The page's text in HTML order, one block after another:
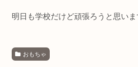
明日も学校だけど頑張ろうと思いま
おもちゃ